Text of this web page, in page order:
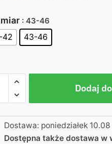
: 43-46
42 43-46
Dodaj
Dostawa: poniedziałek 10.08
Dostępna także dostawa w